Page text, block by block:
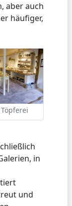
aber auch
häufiger,
in
und